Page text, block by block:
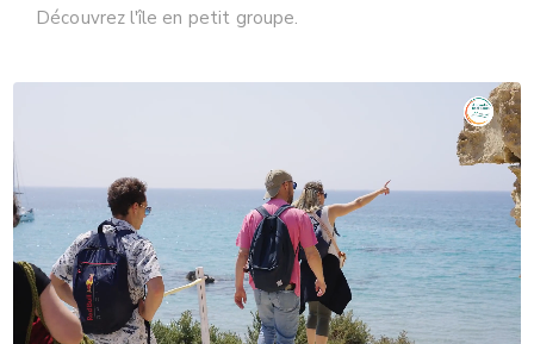
Découvrez l'île en petit groupe.